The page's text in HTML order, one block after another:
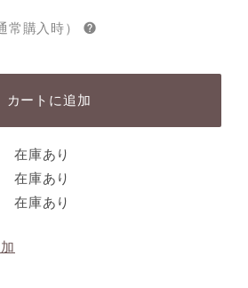
常購入時）
カートに追加
在庫あり
在庫あり
在庫あり